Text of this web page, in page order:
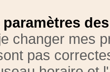
paramètres
changer mes
pas